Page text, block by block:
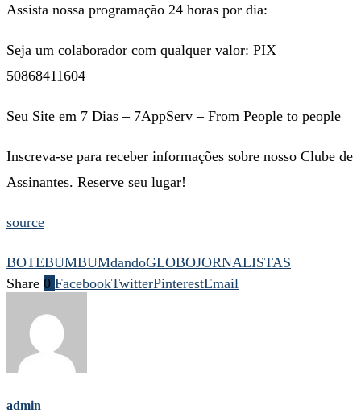
Assista nossa programação 24 horas por dia:
Seja um colaborador com qualquer valor: PIX
50868411604
Seu Site em 7 Dias – 7AppServ – From People to people
Inscreva-se para receber informações sobre nosso Clube de
Assinantes. Reserve seu lugar!
source
BOTEBUMBUMdandoGLOBOJORNALISTAS
Share 0 FacebookTwitterPinterestEmail
admin